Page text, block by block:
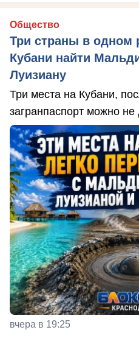
Общество
Три страны в одном
Кубани найти
Луизиану
Три места на Кубани,
загранпаспорт можно не
вчера в 19:25